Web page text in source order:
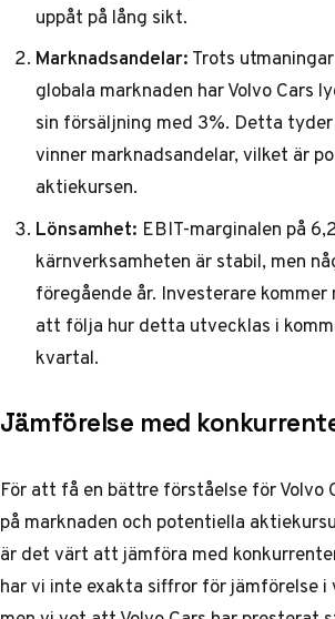
uppåt på lång sikt.
Marknadsandelar:Trots
globala marknaden har Volvo Cars
sin försäljning med 3%. Detta
vinner marknadsandelar, vilket är
aktiekursen.
Lönsamhet: EBIT-marginalen på
kärnverksamheten är stabil, men
föregående år. Investerare
att följa hur detta utvecklas i
kvartal.
Jämförelse med
För att få en bättre förståelse för Volvo
på marknaden och potentiella
är det värt att jämföra med
har vi inte exakta siffror för jämförelse i